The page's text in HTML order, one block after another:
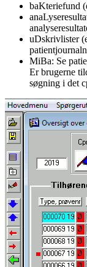
baKteriefund
uDskrivlister
MiBa: Se
Er brugerne
søgning i det